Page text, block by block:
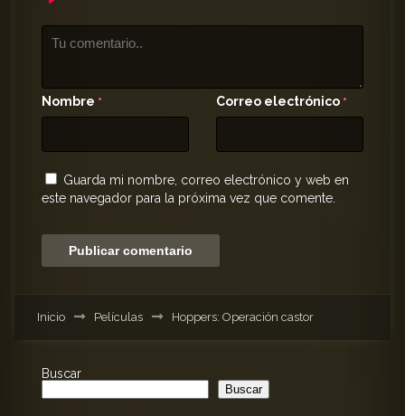
Nombre * Correo electrónico *
Guarda mi nombre, correo electrónico y web en
este navegador para la próxima vez que comente.
Inicio Películas Hoppers: Operación castor
Buscar
Buscar